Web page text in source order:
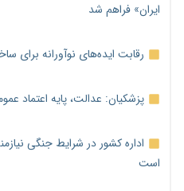
ایران» فراهم شد
رقابت ایده‌های نوآورانه برای
پزشکیان: عدالت، پایه اعتماد
اداره کشور در شرایط جنگی
است